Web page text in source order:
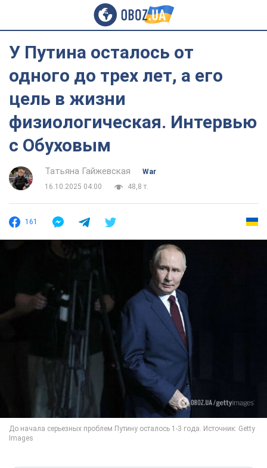
У Путина осталось от
одного до трех лет, а его
цель в жизни
физиологическая. Интервью
с Обуховым
Татьяна Гайжевская
War
16.10.2025 04:00
48,8 т.
161